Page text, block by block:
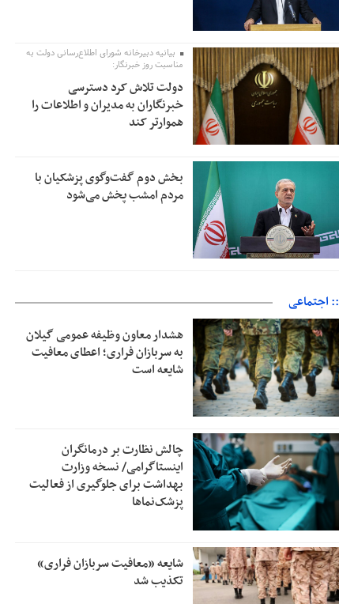
بیانیه دبیرخانه شورای اطلاع‌رسانی دولت به
مناسبت روز خبرنگار:
دولت تلاش کرد دسترسی
خبرنگاران به مدیران و اطلاعات را
هموارتر کند
بخش دوم گفت‌وگوی پزشکیان با
مردم امشب پخش می‌شود
:: اجتماعی
هشدار معاون وظیفه عمومی گیلان
به سربازان فراری؛ اعطای معافیت
شایعه است
چالش نظارت بر درمانگران
اینستاگرامی/ نسخه وزارت
بهداشت برای جلوگیری از فعالیت
پزشک‌نماها
شایعه «معافیت سربازان فراری»
تکذیب شد